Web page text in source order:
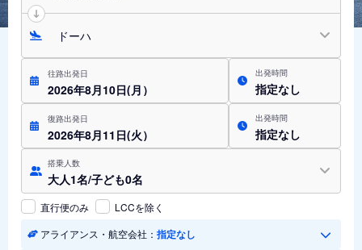
ドーハ
往路出発日
2026年8月10日(月）
出発時間
指定なし
復路出発日
2026年8月11日(火）
出発時間
指定なし
搭乗人数
大人1名/子ども0名
直行便のみ
LCCを除く
アライアンス・航空会社： 指定なし